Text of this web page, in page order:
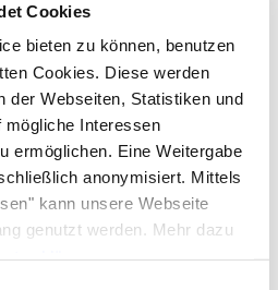
Cookies
bieten zu können, benutzen
Cookies. Diese werden
der Webseiten, Statistiken und
mögliche Interessen
ermöglichen. Eine Weitergabe
anonymisiert. Mittels
kann unsere Webseite
genutzt werden. Mehr dazu
.